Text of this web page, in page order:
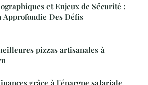
et Enjeux de Sécurité :
Approfondie Des Défis
pizzas artisanales à
grâce à l'épargne salariale